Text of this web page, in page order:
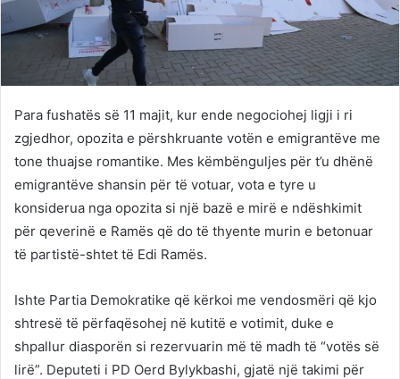
Para fushatës së 11 majit, kur ende negociohej ligji i ri
zgjedhor, opozita e përshkruante votën e emigrantëve me
tone thuajse romantike. Mes këmbënguljes për t’u dhënë
emigrantëve shansin për të votuar, vota e tyre u
konsiderua nga opozita si një bazë e mirë e ndëshkimit
për qeverinë e Ramës që do të thyente murin e betonuar
të partistë-shtet të Edi Ramës.
Ishte Partia Demokratike që kërkoi me vendosmëri që kjo
shtresë të përfaqësohej në kutitë e votimit, duke e
shpallur diasporën si rezervuarin më të madh të “votës së
lirë”. Deputeti i PD Oerd Bylykbashi, gjatë një takimi për